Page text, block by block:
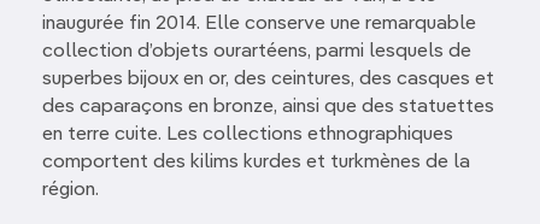
inaugurée fin 2014. Elle conserve une remarquable
collection d’objets ourartéens, parmi lesquels de
superbes bijoux en or, des ceintures, des casques et
des caparaçons en bronze, ainsi que des statuettes
en terre cuite. Les collections ethnographiques
comportent des kilims kurdes et turkmènes de la
région.